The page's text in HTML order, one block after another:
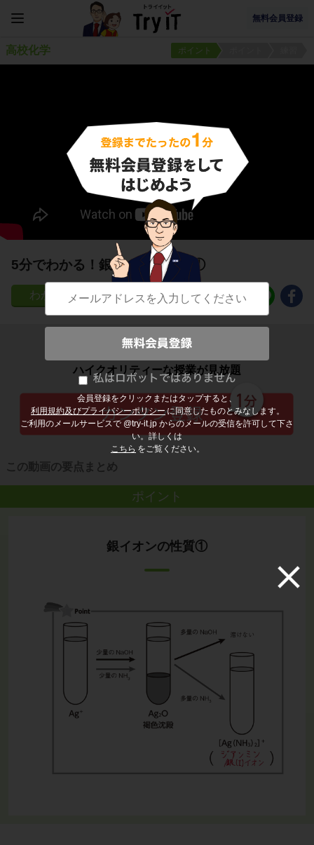
無料会員登録
会員登録をクリックまたはタップすると、
利用規約及びプライバシーポリシー に同意したものとみなします。
ご利用のメールサービスで @try-it.jp からのメールの受信を許可して下さ
い。詳しくは
こちら をご覧ください。
高校化学 ポイント
5分でわかる！銀イオンの反応①
58
子どもの勉強から大人の学び直しまで
ハイクオリティーな授業が見放題
この動画の要点まとめ
ポイント
銀イオンの性質①